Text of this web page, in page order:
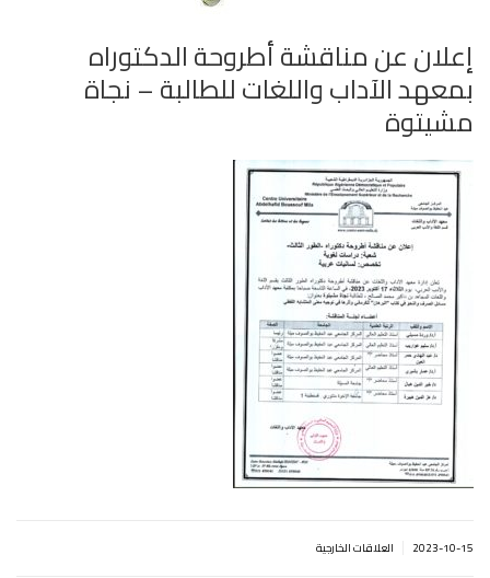
إعلان عن مناقشة أطروحة الدكتوراه
بمعهد الآداب واللغات للطالبة – نجاة
مشيتوة
2023-10-15 العلاقات الخارجية